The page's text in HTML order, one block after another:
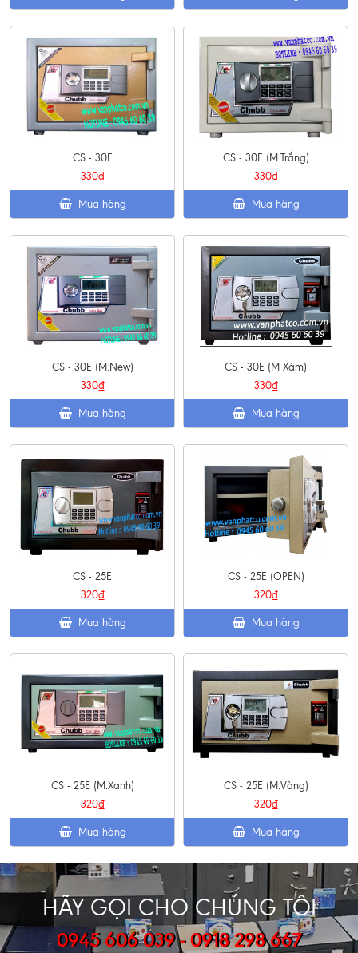
CS - 30E
330₫
Mua hàng
CS - 30E (M.Trắng)
330₫
Mua hàng
CS - 30E (M.New)
330₫
Mua hàng
CS - 30E (M Xám)
330₫
Mua hàng
CS - 25E
320₫
Mua hàng
CS - 25E (OPEN)
320₫
Mua hàng
CS - 25E (M.Xanh)
320₫
Mua hàng
CS - 25E (M.Vàng)
320₫
Mua hàng
HÃY GỌI CHO CHÚNG TÔI
0945 606 039 - 0918 298 667